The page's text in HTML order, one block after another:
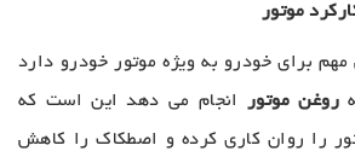
موتور
مهم برای خودرو به ویژه موتور خودرو دارد
روغن موتور
انجام می دهد این است که
را روان کاری کرده و اصطکاک را کاهش